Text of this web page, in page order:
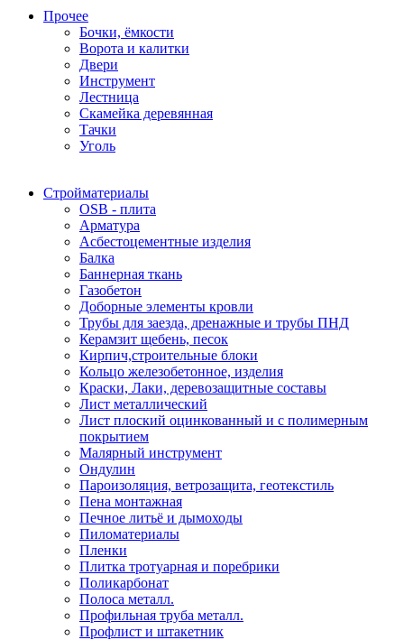
Прочее
Бочки, ёмкости
Ворота и калитки
Двери
Инструмент
Лестница
Скамейка деревянная
Тачки
Уголь
Стройматериалы
OSB - плита
Арматура
Асбестоцементные изделия
Балка
Баннерная ткань
Газобетон
Доборные элементы кровли
Трубы для заезда, дренажные и трубы ПНД
Керамзит щебень, песок
Кирпич,строительные блоки
Кольцо железобетонное, изделия
Краски, Лаки, деревозащитные составы
Лист металлический
Лист плоский оцинкованный и с полимерным
покрытием
Малярный инструмент
Ондулин
Пароизоляция, ветрозащита, геотекстиль
Пена монтажная
Печное литьё и дымоходы
Пиломатериалы
Пленки
Плитка тротуарная и поребрики
Поликарбонат
Полоса металл.
Профильная труба металл.
Профлист и штакетник